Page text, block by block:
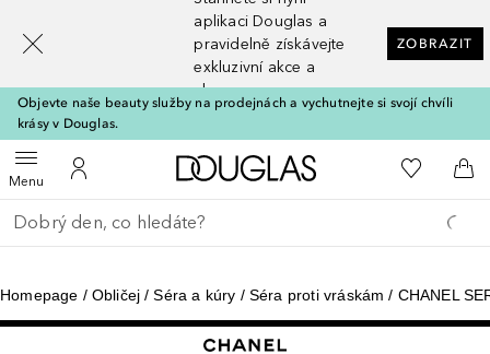
aplikaci Douglas a
pravidelně získávejte
exkluzivní akce a
slevy
ZOBRAZIT
Objevte naše beauty služby na prodejnách a vychutnejte si svojí chvíli
krásy v Douglas.
MenuOtevřít menuK mému účtu
Domů K mému
Do
Vraťte se
Proveďte vyhledávání
Homepage Obličej Séra a kúry Séra proti vráskám CHANEL
[navigation.slideout.screenreader]